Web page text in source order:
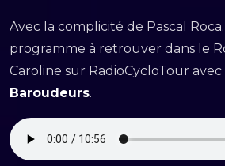
Avec la complicité de Pascal
programme à retrouver dans le
Caroline sur RadioCycloTour avec
Baroudeurs.